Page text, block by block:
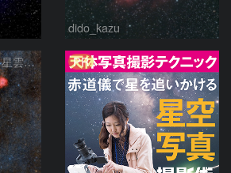
dido_kazu
クリスマス星団、バラ星雲からかもめ星雲付近の星空 PR